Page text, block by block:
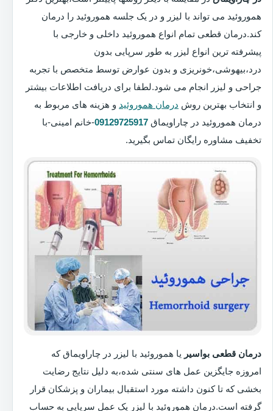
هموروئید می تواند با لیزر و در یک جلسه هموروئید را درمان
کند.درمان قطعی تمام انواع هموروئید داخلی و خارجی با
پیشرفته ترین انواع لیزر به طور سرپایی بدون
درد،بیهوشی،خونریزی و بدون عوارض توسط متخصص با تجربه
جراحی و لیزر انجام می شود.لطفا برای دریافت اطلاعات بیشتر
و انتخاب بهترین روش درمان هموروئید و هزینه های مربوط به
درمان هموروئید در چاراویماق 09129725917-خانم امینی-با
تخفیف مشاوره رایگان تماس بگیرید.
درمان قطعی بواسیر یا هموروئید با لیزر در چاراویماق که
امروزه جایگزین عمل های سنتی شده،به دلیل نتایج رضایت
بخشی که تا کنون داشته مورد استقبال بیماران و پزشکان قرار
گرفته است.درمان هموروئید با لیزر یک عمل سرپایی به حساب